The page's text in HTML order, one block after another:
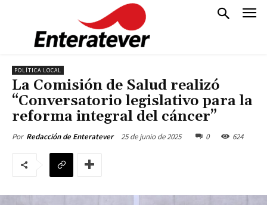
POLÍTICA LOCAL
La Comisión de Salud realizó
“Conversatorio legislativo para la
reforma integral del cáncer”
Por Redacción de Enteratever 25 de junio de 2025 0 624